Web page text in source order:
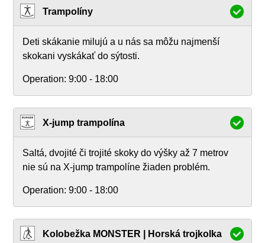
Trampolíny
Deti skákanie milujú a u nás sa môžu najmenší
skokani vyskákať do sýtosti.
Operation: 9:00 - 18:00
X-jump trampolína
Saltá, dvojité či trojité skoky do výšky až 7 metrov
nie sú na X-jump trampolíne žiaden problém.
Operation: 9:00 - 18:00
Kolobežka MONSTER | Horská trojkolka